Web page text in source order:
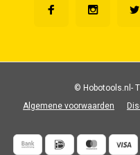
Algemene voorwaarden
© Hobotools.nl-